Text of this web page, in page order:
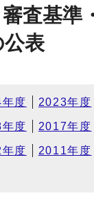
査基準
公表
度 2023年度
度 2017年度
度 2011年度